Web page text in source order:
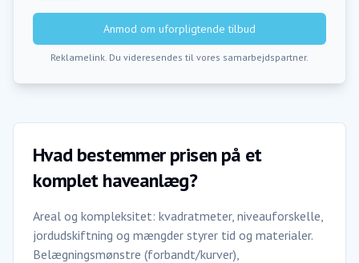
Anmod om uforpligtende tilbud
Reklamelink. Du videresendes til vores samarbejdspartner.
Hvad bestemmer prisen på et
komplet haveanlæg?
Areal og kompleksitet: kvadratmeter, niveauforskelle,
jordudskiftning og mængder styrer tid og materialer.
Belægningsmønstre (forbandt/kurver),